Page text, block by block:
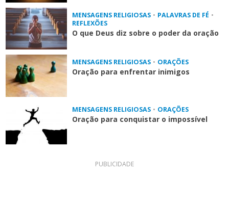
MENSAGENS RELIGIOSAS • PALAVRAS DE FÉ •
REFLEXÕES
O que Deus diz sobre o poder da oração
MENSAGENS RELIGIOSAS • ORAÇÕES
Oração para enfrentar inimigos
MENSAGENS RELIGIOSAS • ORAÇÕES
Oração para conquistar o impossível
PUBLICIDADE